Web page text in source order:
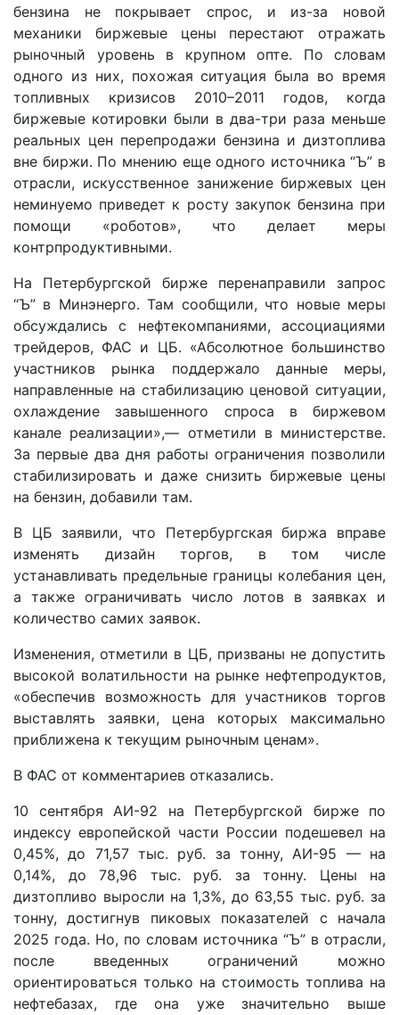
бензина не покрывает спрос, и из-за новой
механики биржевые цены перестают отражать
рыночный уровень в крупном опте. По словам
одного из них, похожая ситуация была во время
топливных кризисов 2010–2011 годов, когда
биржевые котировки были в два-три раза меньше
реальных цен перепродажи бензина и дизтоплива
вне биржи. По мнению еще одного источника “Ъ” в
отрасли, искусственное занижение биржевых цен
неминуемо приведет к росту закупок бензина при
помощи «роботов», что делает меры
контрпродуктивными.
На Петербургской бирже перенаправили запрос
“Ъ” в Минэнерго. Там сообщили, что новые меры
обсуждались с нефтекомпаниями, ассоциациями
трейдеров, ФАС и ЦБ. «Абсолютное большинство
участников рынка поддержало данные меры,
направленные на стабилизацию ценовой ситуации,
охлаждение завышенного спроса в биржевом
канале реализации»,— отметили в министерстве.
За первые два дня работы ограничения позволили
стабилизировать и даже снизить биржевые цены
на бензин, добавили там.
В ЦБ заявили, что Петербургская биржа вправе
изменять дизайн торгов, в том числе
устанавливать предельные границы колебания цен,
а также ограничивать число лотов в заявках и
количество самих заявок.
Изменения, отметили в ЦБ, призваны не допустить
высокой волатильности на рынке нефтепродуктов,
«обеспечив возможность для участников торгов
выставлять заявки, цена которых максимально
приближена к текущим рыночным ценам».
В ФАС от комментариев отказались.
10 сентября АИ-92 на Петербургской бирже по
индексу европейской части России подешевел на
0,45%, до 71,57 тыс. руб. за тонну, АИ-95 — на
0,14%, до 78,96 тыс. руб. за тонну. Цены на
дизтопливо выросли на 1,3%, до 63,55 тыс. руб. за
тонну, достигнув пиковых показателей с начала
2025 года. Но, по словам источника “Ъ” в отрасли,
после введенных ограничений можно
ориентироваться только на стоимость топлива на
нефтебазах, где она уже значительно выше